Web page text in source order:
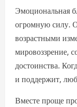
Эмоциональная
огромную силу.
возрастными
мировоззрение,
достоинства.
и поддержит,
Вместе проще